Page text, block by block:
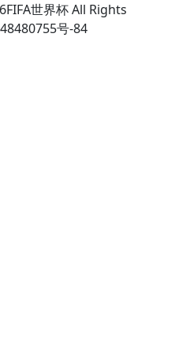
世界杯 All Rights
号-84